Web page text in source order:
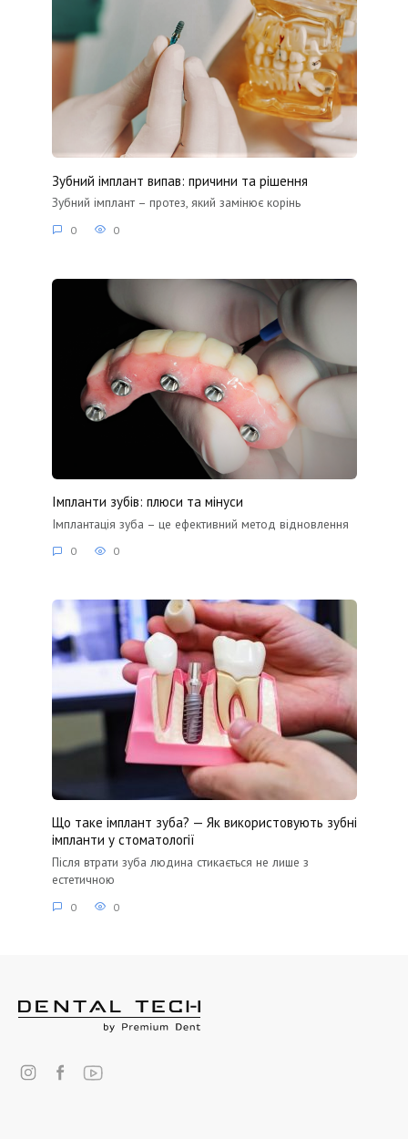
Зубний імплант випав: причини та рішення
Зубний імплант – протез, який замінює корінь
0 0
Імпланти зубів: плюси та мінуси
Імплантація зуба – це ефективний метод відновлення
0 0
Що таке імплант зуба? — Як використовують зубні
імпланти у стоматології
Після втрати зуба людина стикається не лише з
естетичною
0 0